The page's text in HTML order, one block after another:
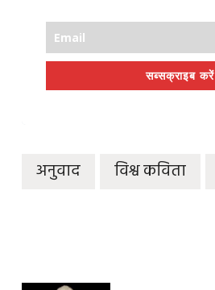
सब्सक्राइब करें
अनुवाद विश्व कविता